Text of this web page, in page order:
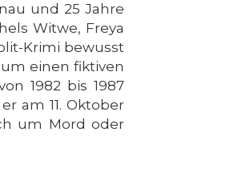
und 25 Jahre
Witwe, Freya
Krimi bewusst
einen fiktiven
1982 bis 1987
am 11. Oktober
um Mord oder